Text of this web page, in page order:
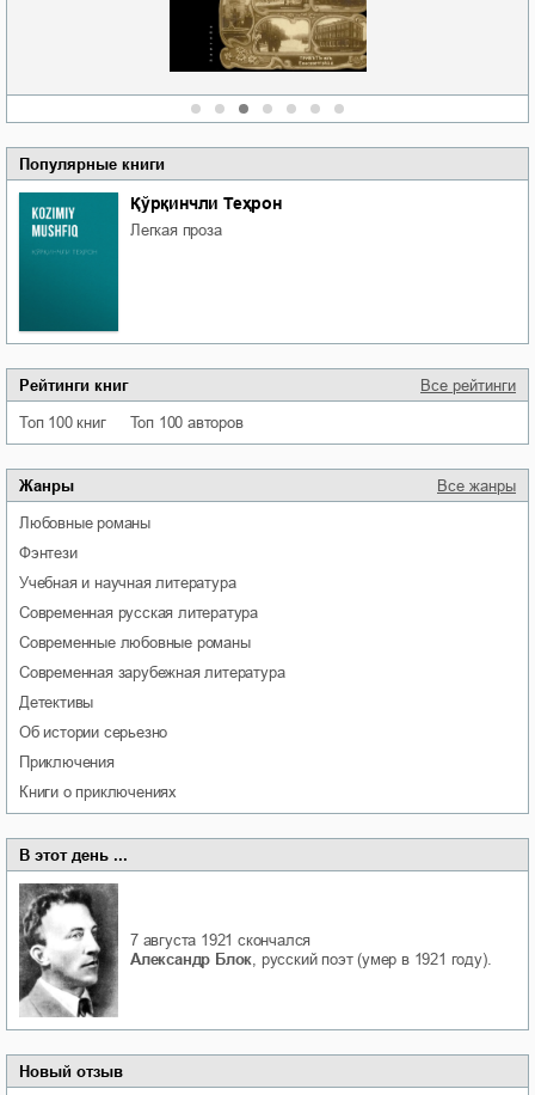
Сергей Николаевич
Сидоренко
Популярные книги
Қўрқинчли Теҳрон
легкая проза
Рейтинги книг Все рейтинги
Топ 100 книг Топ 100 авторов
Жанры Все жанры
любовные романы
фэнтези
учебная и научная литература
современная русская литература
современные любовные романы
современная зарубежная литература
детективы
об истории серьезно
приключения
книги о приключениях
В этот день ...
7 августа 1921 скончался
Александр Блок, русский поэт (умер в 1921 году).
Новый отзыв